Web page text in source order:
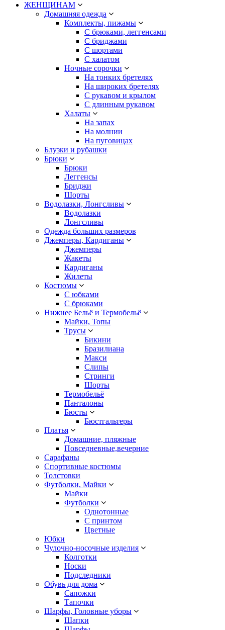
ЖЕНЩИНАМ
Домашняя одежда
Комплекты, пижамы
С брюками, леггенсами
С бриджами
С шортами
С халатом
Ночные сорочки
На тонких бретелях
На широких бретелях
С рукавом и крылом
С длинным рукавом
Халаты
На запах
На молнии
На пуговицах
Блузки и рубашки
Брюки
Брюки
Леггенсы
Бриджи
Шорты
Водолазки, Лонгсливы
Водолазки
Лонгсливы
Одежда больших размеров
Джемперы, Кардиганы
Джемперы
Жакеты
Кардиганы
Жилеты
Костюмы
С юбками
С брюками
Нижнее Бельё и Термобельё
Майки, Топы
Трусы
Бикини
Бразилиана
Макси
Слипы
Стринги
Шорты
Термобельё
Панталоны
Бюсты
Бюстгальтеры
Платья
Домашние, пляжные
Повседневные,вечерние
Сарафаны
Спортивные костюмы
Толстовки
Футболки, Майки
Майки
Футболки
Однотонные
С принтом
Цветные
Юбки
Чулочно-носочные изделия
Колготки
Носки
Подследники
Обувь для дома
Сапожки
Тапочки
Шарфы, Головные уборы
Шапки